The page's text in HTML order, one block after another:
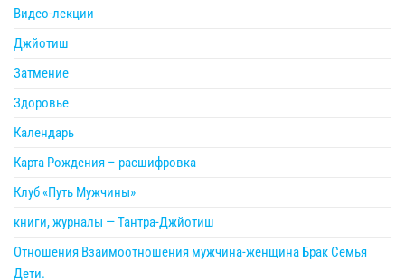
Видео-лекции
Джйотиш
Затмение
Здоровье
Календарь
Карта Рождения – расшифровка
Клуб «Путь Мужчины»
книги, журналы — Тантра-Джйотиш
Отношения Взаимоотношения мужчина-женщина Брак Семья
Дети.